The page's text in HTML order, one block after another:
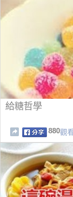
給糖哲學
880觀